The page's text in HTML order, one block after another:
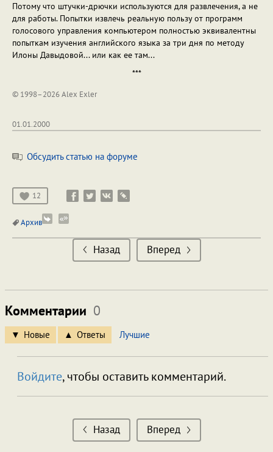
Потому что штучки-дрючки используются для развлечения, а не
для работы. Попытки извлечь реальную пользу от программ
голосового управления компьютером полностью эквивалентны
попыткам изучения английского языка за три дня по методу
Илоны Давыдовой... или как ее там...
***
© 1998–2026 Alex Exler
01.01.2000
Обсудить статью на форуме
12
Архив
Назад Вперед
Комментарии 0
Новые Ответы Лучшие
Войдите, чтобы оставить комментарий.
Назад Вперед